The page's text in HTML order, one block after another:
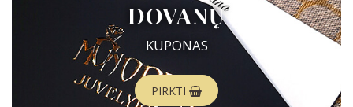
DOVANŲ
KUPONAS
PIRKTI